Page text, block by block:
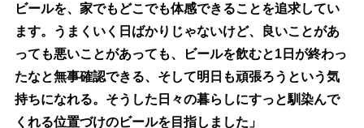
ビールを、家でもどこでも体感できることを追求してい
ます。うまくいく日ばかりじゃないけど、良いことがあ
っても悪いことがあっても、ビールを飲むと1日が終わっ
たなと無事確認できる、そして明日も頑張ろうという気
持ちになれる。そうした日々の暮らしにすっと馴染んで
くれる位置づけのビールを目指しました」